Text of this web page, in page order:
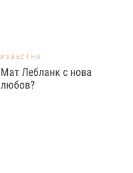
ИЗВЕСТНИ
Мат Лебланк с нова
любов?